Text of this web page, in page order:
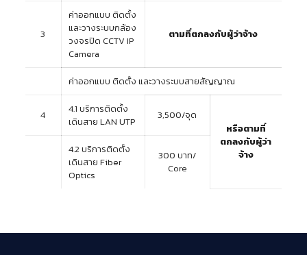
3
ค่าออกแบบ ติดตั้ง
และวางระบบกล้อง
วงจรปิด CCTV IP
Camera
ตามที่ตกลงกับผู้ว่าจ้าง
ค่าออกแบบ ติดตั้ง และวางระบบสายสัญญาณ
4
4.1 บริการติดตั้ง
เดินสาย LAN UTP
3,500/จุด
หรือตามที่
ตกลงกับผู้ว่า
จ้าง
4.2 บริการติดตั้ง
เดินสาย Fiber
Optics
300 บาท/
Core